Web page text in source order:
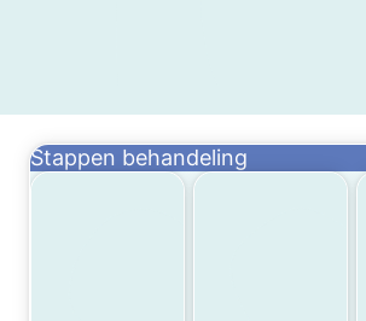
Stappen behandeling